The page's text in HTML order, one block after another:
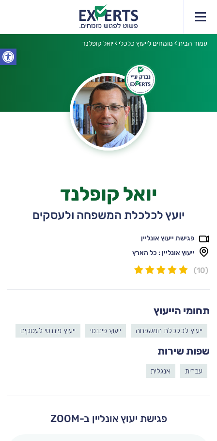
פתח
עמוד הבית מומחים לייעוץ כלכלי יואל קופלנד תחומי הייעוץ יעוץ קצת עלי
יואל קופלנד
יועץ לכלכלת המשפחה ולעסקים
פגישת ייעוץ אונליין
ייעוץ אונליין : כל הארץ
(10)
תחומי הייעוץ
ייעוץ לכלכלת המשפחה ייעוץ פיננסי ייעוץ פיננסי לעסקים
שפות שירות
עברית אנגלית
פגישת יעוץ אונליין ב-ZOOM